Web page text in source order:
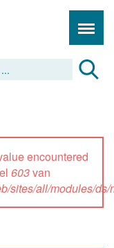
encountered
603van
sites/all/modules/